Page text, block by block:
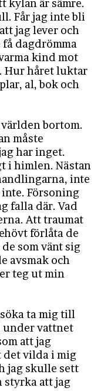
kylan är sämre.
Får jag inte bli
jag lever och
dagdrömma
kind mot
Hur håret luktar
al, bok och
bortom.
måste
har inget.
i himlen. Nästan
inte
Försoning
falla där. Vad
Att traumat
förlåta de
som vänt sig
avsmak och
teg ut min
ta mig till
under vattnet
att jag
det vilda i mig
jag skulle sett
styrka att jag